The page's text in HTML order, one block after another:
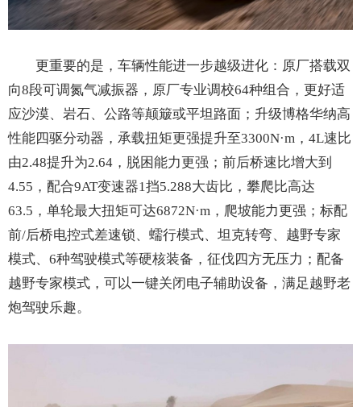
更重要的是，车辆性能进一步越级进化：原厂搭载双
向8段可调氮气减振器，原厂专业调校64种组合，更好适
应沙漠、岩石、公路等颠簸或平坦路面；升级博格华纳高
性能四驱分动器，承载扭矩更强提升至3300N·m，4L速比
由2.48提升为2.64，脱困能力更强；前后桥速比增大到
4.55，配合9AT变速器1挡5.288大齿比，攀爬比高达
63.5，单轮最大扭矩可达6872N·m，爬坡能力更强；标配
前/后桥电控式差速锁、蠕行模式、坦克转弯、越野专家
模式、6种驾驶模式等硬核装备，征伐四方无压力；配备
越野专家模式，可以一键关闭电子辅助设备，满足越野老
炮驾驶乐趣。